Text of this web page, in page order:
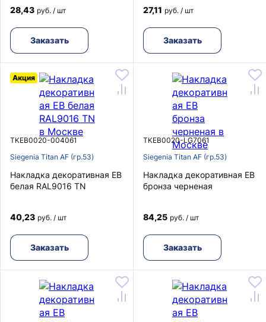
28,43 руб. / шт
Заказать
27,11 руб. / шт
Заказать
TKEB0020-004061
Siegenia Titan AF (гр.53)
Акция
Накладка декоративная EB
белая RAL9016 TN
40,23 руб. / шт
Заказать
TKEB0020-LG7061
Siegenia Titan AF (гр.53)
Накладка декоративная EB
бронза черненая
84,25 руб. / шт
Заказать